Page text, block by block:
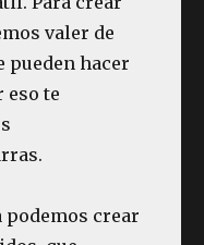
valer de
pueden hacer
eso te
crear